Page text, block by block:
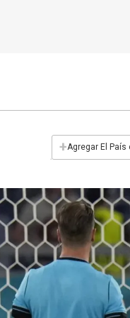
+Agregar El País